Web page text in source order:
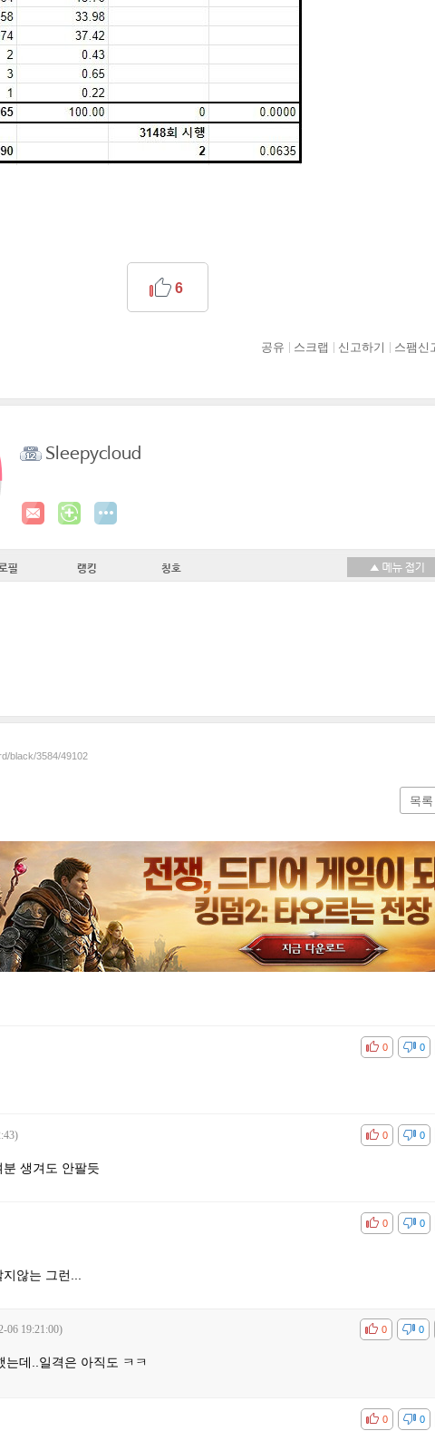
6
공유 스크랩 신고하기 스팸신
Sleepycloud
필 랭킹 칭호
black/3584/49102
목록
비공감 0
0
비공감 0
0
생겨도 안팔듯
비공감 0
0
않는 그런...
06 19:21:00) 비공감 0
0
는데..일격은 아직도 ㅋㅋ
비공감 0
0